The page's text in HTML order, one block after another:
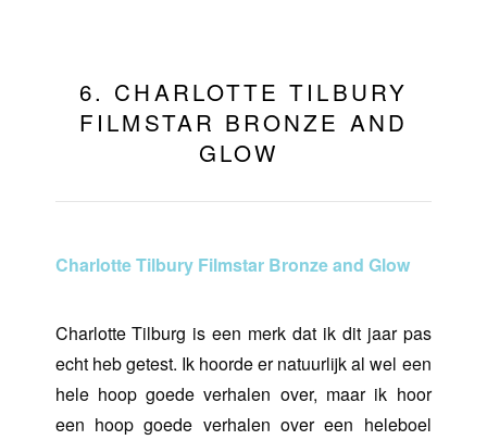
6. CHARLOTTE TILBURY
FILMSTAR BRONZE AND
GLOW
Charlotte Tilbury Filmstar Bronze and Glow
Charlotte Tilburg is een merk dat ik dit jaar pas
echt heb getest. Ik hoorde er natuurlijk al wel een
hele hoop goede verhalen over, maar ik hoor
een hoop goede verhalen over een heleboel